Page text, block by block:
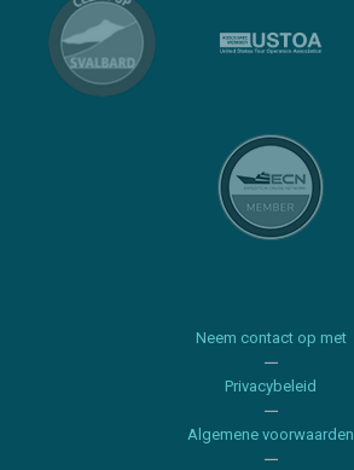
Neem contact op met
Privacybeleid
Algemene voorwaarden